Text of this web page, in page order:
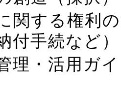
関する権利
付手続など）
理・活用ガ